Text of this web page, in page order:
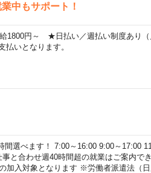
中もサポート！
1800円～ ★日払い／週払い制度あり（
いとなります。
選べます！ 7:00～16:00 9:00～17:00
と合わせ週40時間超の就業はご案内で
加入対象となります ※労働者派遣法（